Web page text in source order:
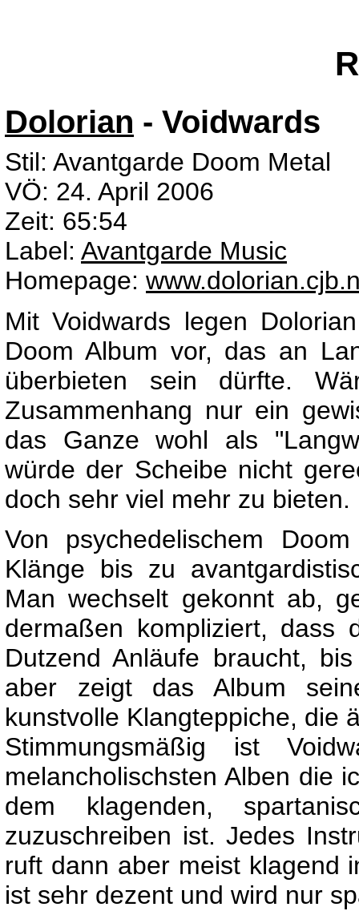
Dolorian - Voidwards
Stil: Avantgarde Doom Metal
VÖ: 24. April 2006
Zeit: 65:54
Label: Avantgarde Music
Homepage:
Mit Voidwards legen
Doom Album vor, das an
überbieten sein dürfte.
Zusammenhang nur ein
das Ganze wohl als
würde der Scheibe nicht
doch sehr viel mehr zu bieten.
Von psychedelischem
Klänge bis zu
Man wechselt gekonnt ab,
dermaßen kompliziert, dass
Dutzend Anläufe braucht,
aber zeigt das Album
kunstvolle Klangteppiche, die
Stimmungsmäßig ist
melancholischsten Alben die
dem klagenden,
zuzuschreiben ist. Jedes
ruft dann aber meist klagend
ist sehr dezent und wird nur